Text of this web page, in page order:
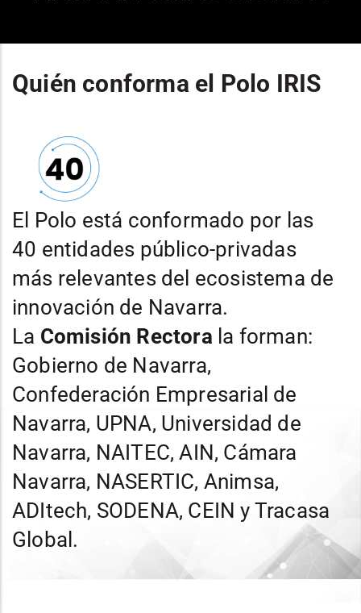
Quién conforma el Polo IRIS
El Polo está conformado por las
40 entidades público-privadas
más relevantes del ecosistema de
innovación de Navarra.
La Comisión Rectora la forman:
Gobierno de Navarra,
Confederación Empresarial de
Navarra, UPNA, Universidad de
Navarra, NAITEC, AIN, Cámara
Navarra, NASERTIC, Animsa,
ADItech, SODENA, CEIN y Tracasa
Global.